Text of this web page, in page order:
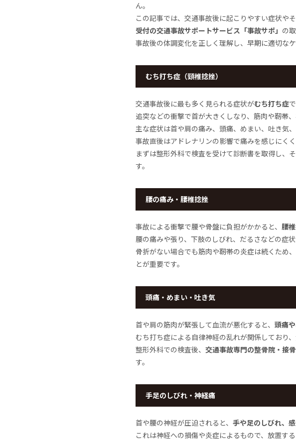
ん。
この記事では、交通事故後に起こりやすい症状や
受付の交通事故サポートサービス「事故サポ」 の
事故後の体調変化を正しく理解し、早期に適切な
むち打ち症（頸椎捻挫）
交通事故後に最も多く見られる症状がむち打ち症
追突などの衝撃で首が大きくしなり、筋肉や靭帯
主な症状は首や肩の痛み、頭痛、めまい、吐き気、
事故直後はアドレナリンの影響で痛みを感じにく
まずは整形外科で検査を受けて診断書を取得し、そ
す。
腰の痛み・腰椎捻挫
事故による衝撃で腰や骨盤に負担がかかると、 腰
腰の痛みや張り、下肢のしびれ、だるさなどの症
骨折がない場合でも筋肉や靭帯の炎症は続くため
とが重要です。
頭痛・めまい・吐き気
首や肩の筋肉が緊張して血流が悪化すると、 頭痛
むち打ち症による自律神経の乱れが関係しており
整形外科での検査後、 交通事故専門の整骨院・接
す。
手足のしびれ・神経痛
首や腰の神経が圧迫されると、 手や足のしびれ、
これは神経への損傷や炎症によるもので、放置す